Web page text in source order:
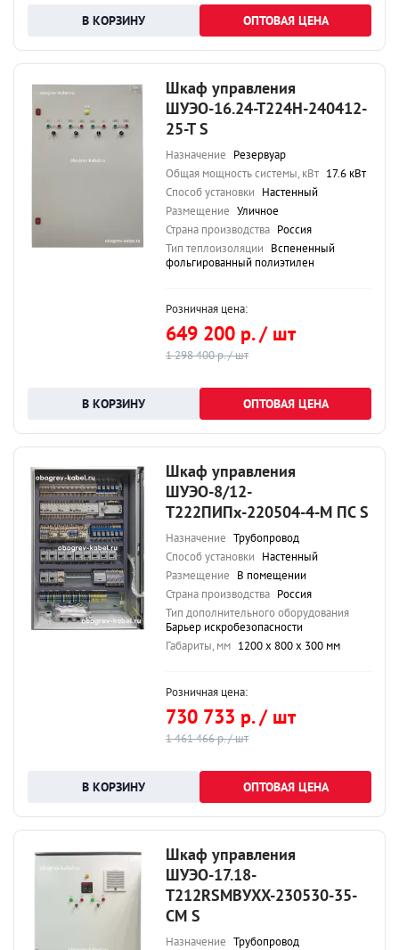
ОПТОВАЯ ЦЕНА
Шкаф управления
ШУЭО-16.24-Т224Н-240412-
25-Т S
Назначение Резервуар
Общая мощность системы, кВт 17.6 кВт
Способ установки Настенный
Размещение Уличное
Страна производства Россия
Тип теплоизоляции Вспененный
фольгированный полиэтилен
Розничная цена:
649 200 р. / шт
1 298 400 р. / шт
ОПТОВАЯ ЦЕНА
Шкаф управления
ШУЭО-8/12-
Т222ПИПх-220504-4-М ПС S
Назначение Трубопровод
Способ установки Настенный
Размещение В помещении
Страна производства Россия
Тип дополнительного оборудования
Барьер искробезопасности
Габариты, мм 1200 х 800 х 300 мм
Розничная цена:
730 733 р. / шт
1 461 466 р. / шт
ОПТОВАЯ ЦЕНА
Шкаф управления
ШУЭО-17.18-
Т212RSМВУХХ-230530-35-
СМ S
Назначение Трубопровод